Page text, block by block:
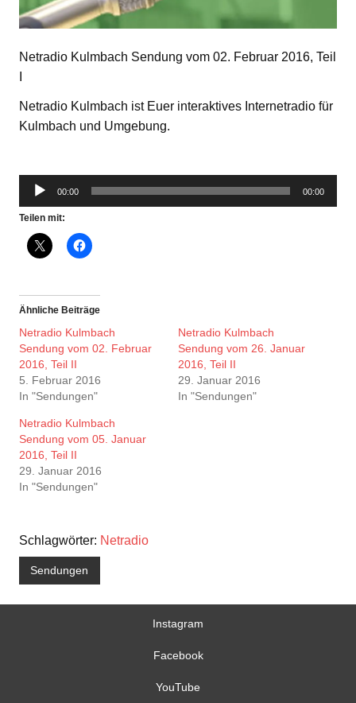
Netradio Kulmbach Sendung vom 02. Februar 2016, Teil
Netradio Kulmbach ist Euer interaktives Internetradio für
Kulmbach und Umgebung.
Audio-
Player
00:00 00:00
Teilen mit:
Ähnliche Beiträge
Netradio Kulmbach
Sendung vom 02. Februar
2016, Teil II
5. Februar 2016
In "Sendungen"
Netradio Kulmbach
Sendung vom 26. Januar
2016, Teil II
29. Januar 2016
In "Sendungen"
Netradio Kulmbach
Sendung vom 05. Januar
2016, Teil II
29. Januar 2016
In "Sendungen"
Schlagwörter: Netradio
Sendungen
Instagram
Facebook
YouTube